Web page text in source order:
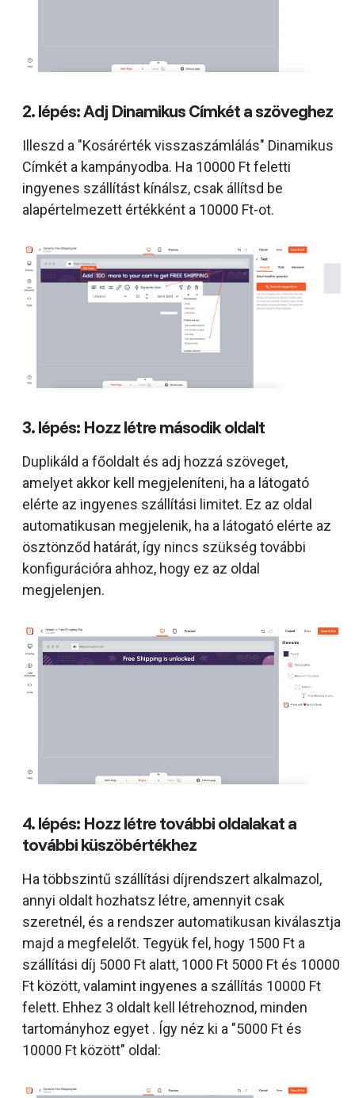
2. lépés: Adj Dinamikus Címkét a szöveghez
Illeszd a "Kosárérték visszaszámlálás" Dinamikus
Címkét a kampányodba. Ha 10000 Ft feletti
ingyenes szállítást kínálsz, csak állítsd be
alapértelmezett értékként a 10000 Ft-ot.
3. lépés: Hozz létre második oldalt
Duplikáld a főoldalt és adj hozzá szöveget,
amelyet akkor kell megjeleníteni, ha a látogató
elérte az ingyenes szállítási limitet. Ez az oldal
automatikusan megjelenik, ha a látogató elérte az
ösztönződ határát, így nincs szükség további
konfigurációra ahhoz, hogy ez az oldal
megjelenjen.
4. lépés: Hozz létre további oldalakat a
további küszöbértékhez
Ha többszintű szállítási díjrendszert alkalmazol,
annyi oldalt hozhatsz létre, amennyit csak
szeretnél, és a rendszer automatikusan kiválasztja
majd a megfelelőt. Tegyük fel, hogy 1500 Ft a
szállítási díj 5000 Ft alatt, 1000 Ft 5000 Ft és 10000
Ft között, valamint ingyenes a szállítás 10000 Ft
felett. Ehhez 3 oldalt kell létrehoznod, minden
tartományhoz egyet . Így néz ki a "5000 Ft és
10000 Ft között" oldal: